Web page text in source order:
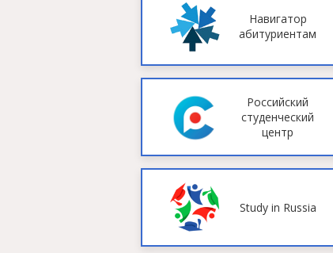
Навигатор
абитуриентам
Российский
студенческий
центр
Study in Russia